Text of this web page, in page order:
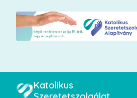
Katolikus